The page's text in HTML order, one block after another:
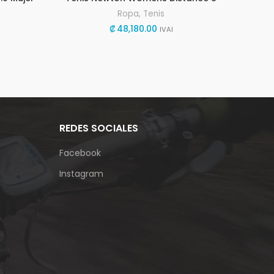
Ropa, Tenis
₡48,180.00 IVAI
REDES SOCIALES
Facebook
Instagram